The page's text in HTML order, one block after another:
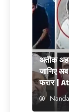
अतीक
जानिए
फरार |